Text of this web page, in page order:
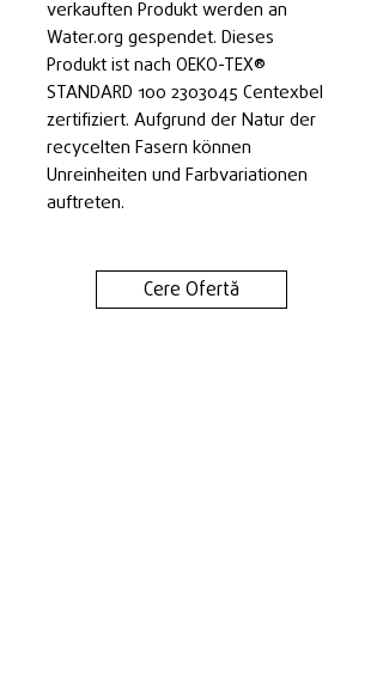
verkauften Produkt werden an
Water.org gespendet. Dieses
Produkt ist nach OEKO-TEX®
STANDARD 100 2303045 Centexbel
zertifiziert. Aufgrund der Natur der
recycelten Fasern können
Unreinheiten und Farbvariationen
auftreten.
Cere Ofertă